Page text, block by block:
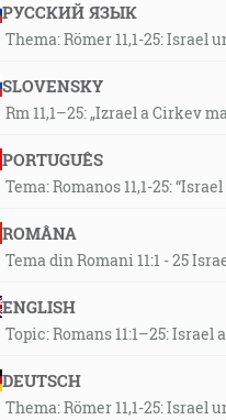
РУССКИЙ ЯЗЫК
Thema: Römer 11,1-25: Israel
SLOVENSKY
Rm 11,1–25: „Izrael a Cirkev
PORTUGUÊS
Tema: Romanos 11,1-25:
ROMÂNA
Tema din Romani 11:1 - 25
ENGLISH
Topic: Romans 11:1–25:
DEUTSCH
Thema: Römer 11,1-25: Israel